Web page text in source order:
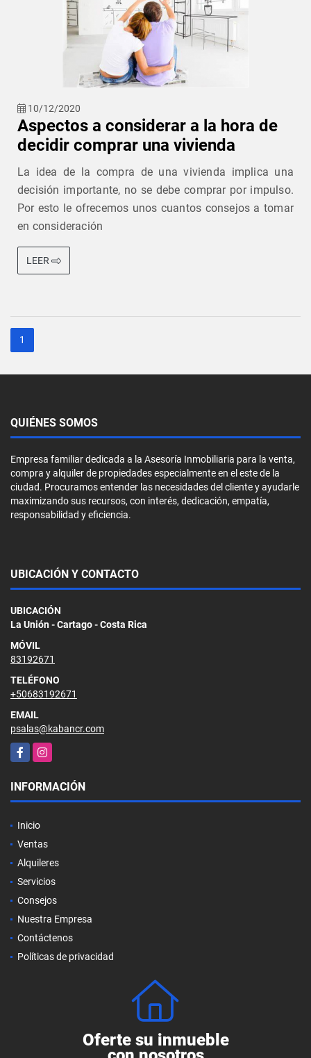
10/12/2020
Aspectos a considerar a la hora de
decidir comprar una vivienda
La idea de la compra de una vivienda implica una
decisión importante, no se debe comprar por impulso.
Por esto le ofrecemos unos cuantos consejos a tomar
en consideración
LEER
1
QUIÉNES SOMOS
Empresa familiar dedicada a la Asesoría Inmobiliaria para la venta,
compra y alquiler de propiedades especialmente en el este de la
ciudad. Procuramos entender las necesidades del cliente y ayudarle
maximizando sus recursos, con interés, dedicación, empatía,
responsabilidad y eficiencia.
UBICACIÓN Y CONTACTO
UBICACIÓN
La Unión - Cartago - Costa Rica
MÓVIL
83192671
TELÉFONO
+50683192671
EMAIL
psalas@kabancr.com
FacebookInstagram
INFORMACIÓN
Inicio
Ventas
Alquileres
Servicios
Consejos
Nuestra Empresa
Contáctenos
Políticas de privacidad
Oferte su inmueble